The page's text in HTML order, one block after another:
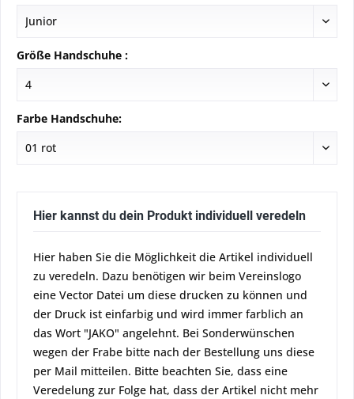
Größe Handschuhe :
Farbe Handschuhe:
Hier kannst du dein Produkt individuell veredeln
Hier haben Sie die Möglichkeit die Artikel individuell
zu veredeln. Dazu benötigen wir beim Vereinslogo
eine Vector Datei um diese drucken zu können und
der Druck ist einfarbig und wird immer farblich an
das Wort "JAKO" angelehnt. Bei Sonderwünschen
wegen der Frabe bitte nach der Bestellung uns diese
per Mail mitteilen. Bitte beachten Sie, dass eine
Veredelung zur Folge hat, dass der Artikel nicht mehr